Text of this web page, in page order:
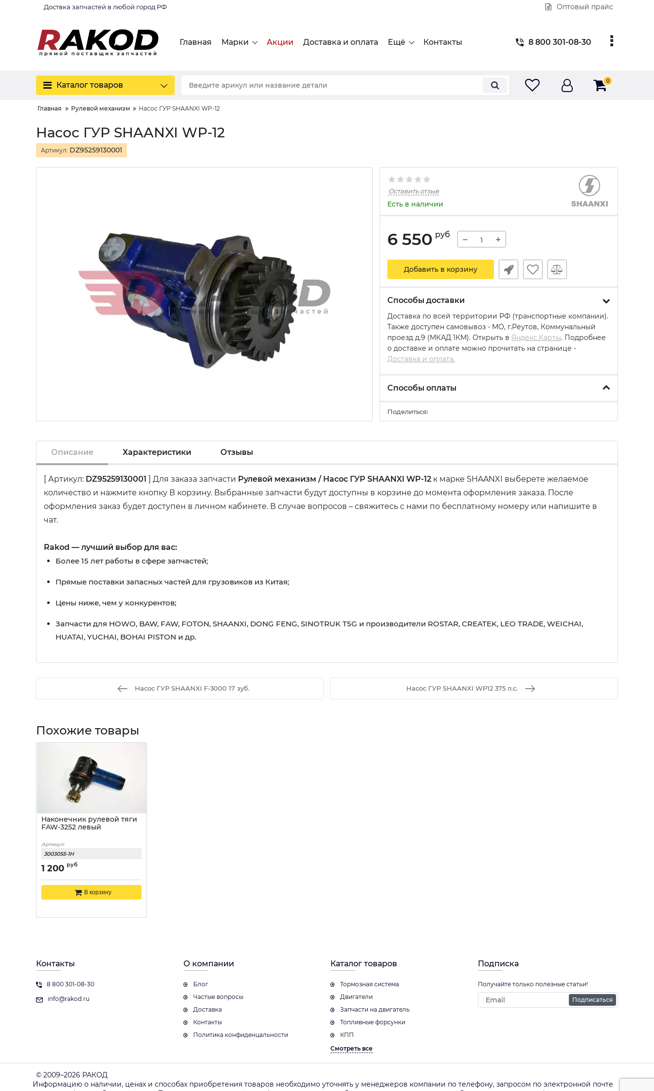
Доствка запчастей в любой город РФ Оптовый прайс
Главная Марки Акции Доставка и оплата Ещё Контакты 8 800 301-08-30
Каталог товаров 0
Главная Рулевой механизм Насос ГУР SHAANXI WP-12
Насос ГУР SHAANXI WP-12
Артикул: DZ95259130001
Оставить отзыв
Есть в наличии
6 550 руб − +
Добавить в корзину
Способы доставки
Доставка по всей территории РФ (транспортные компании).
Также доступен самовывоз - МО, г.Реутов, Коммунальный
проезд д.9 (МКАД 1КМ). Открыть в Яндекс.Карты. Подробнее
о доставке и оплате можно прочитать на странице -
Доставка и оплата.
Способы оплаты
Поделиться:
Описание Характеристики Отзывы
[ Артикул: DZ95259130001 ] Для заказа запчасти Рулевой механизм / Насос ГУР SHAANXI WP-12 к марке SHAANXI выберете желаемое
количество и нажмите кнопку В корзину. Выбранные запчасти будут доступны в корзине до момента оформления заказа. После
оформления заказ будет доступен в личном кабинете. В случае вопросов – свяжитесь с нами по бесплатному номеру или напишите в
чат.
Rakod — лучший выбор для вас:
Более 15 лет работы в сфере запчастей;
Прямые поставки запасных частей для грузовиков из Китая;
Цены ниже, чем у конкурентов;
Запчасти для HOWO, BAW, FAW, FOTON, SHAANXI, DONG FENG, SINOTRUK T5G и производители ROSTAR, CREATEK, LEO TRADE, WEICHAI,
HUATAI, YUCHAI, BOHAI PISTON и др.
Насос ГУР SHAANXI F-3000 17 зуб. Насос ГУР SHAANXI WP12 375 л.с.
Похожие товары
Наконечник рулевой тяги
FAW-3252 левый
Артикул:
3003055-1H
1 200 руб
В корзину
Контакты
8 800 301-08-30
info@rakod.ru
О компании
Блог
Частые вопросы
Доставка
Контакты
Политика конфиденцальности
Каталог товаров
Тормозная система
Двигатели
Запчасти на двигатель
Топливные форсунки
КПП
Смотреть все
Подписка
Получайте только полезные статьи!
Подписаться
© 2009–2026 РАКОД
Информацию о наличии, ценах и способах приобретения товаров необходимо уточнять у менеджеров компании по телефону, запросом по электронной почте